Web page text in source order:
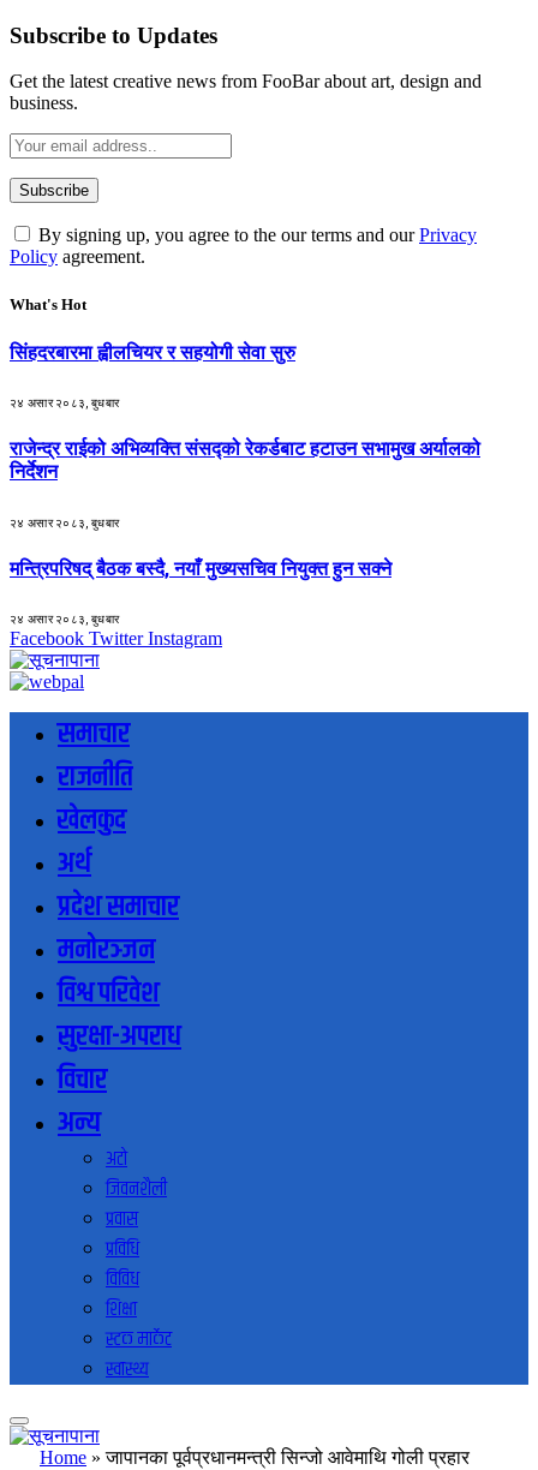
Subscribe to Updates
Get the latest creative news from FooBar about art, design and
business.
By signing up, you agree to the our terms and ourPrivacy
Policy agreement.
What's Hot
सिंहदरबारमा ह्वीलचियर र सहयोगी सेवा सुरु
२४ असार २०८३, बुधबार
राजेन्द्र राईको अभिव्यक्ति संसद्को रेकर्डबाट हटाउन सभामुख अर्यालको
निर्देशन
२४ असार २०८३, बुधबार
मन्त्रिपरिषद् बैठक बस्दै, नयाँ मुख्यसचिव नियुक्त हुन सक्ने
२४ असार २०८३, बुधबार
Facebook Twitter Instagram
समाचार
राजनीति
खेलकुद
अर्थ
प्रदेश समाचार
मनोरञ्जन
विश्व परिवेश
सुरक्षा-अपराध
विचार
अन्य
अटो
जिवनशैली
प्रवास
प्रविधि
विविध
शिक्षा
स्टक मार्केट
स्वास्थ्य
Home »जापानका पूर्वप्रधानमन्त्री सिन्जो आवेमाथि गोली प्रहार